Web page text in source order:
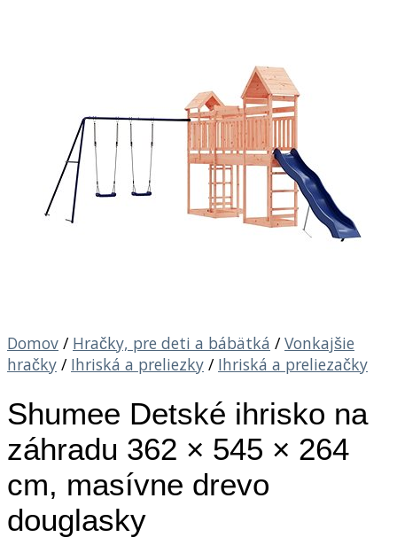
Domov / Hračky, pre deti a bábätká / Vonkajšie
hračky / Ihriská a preliezky / Ihriská a preliezačky
Shumee Detské ihrisko na
záhradu 362 × 545 × 264
cm, masívne drevo
douglasky